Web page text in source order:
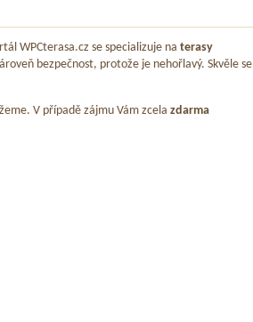
WPCterasa.cz se specializuje na terasy
bezpečnost, protože je nehořlavý. Skvěle se
V případě zájmu Vám zcela zdarma